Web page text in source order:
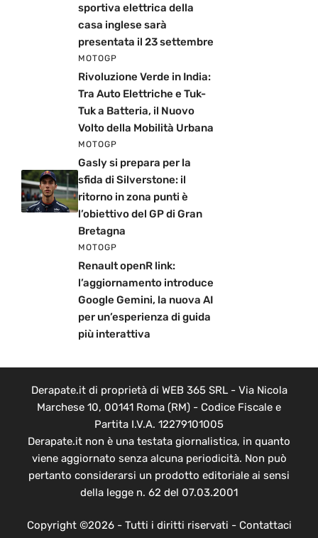
sportiva elettrica della
casa inglese sarà
presentata il 23 settembre
MOTOGP
Rivoluzione Verde in India:
Tra Auto Elettriche e Tuk-
Tuk a Batteria, il Nuovo
Volto della Mobilità Urbana
MOTOGP
Gasly si prepara per la
sfida di Silverstone: il
ritorno in zona punti è
l’obiettivo del GP di Gran
Bretagna
MOTOGP
Renault openR link:
l’aggiornamento introduce
Google Gemini, la nuova AI
per un’esperienza di guida
più interattiva
Derapate.it di proprietà di WEB 365 SRL - Via Nicola
Marchese 10, 00141 Roma (RM) - Codice Fiscale e
Partita I.V.A. 12279101005
Derapate.it non è una testata giornalistica, in quanto
viene aggiornato senza alcuna periodicità. Non può
pertanto considerarsi un prodotto editoriale ai sensi
della legge n. 62 del 07.03.2001
Copyright ©2026 - Tutti i diritti riservati - Contattaci